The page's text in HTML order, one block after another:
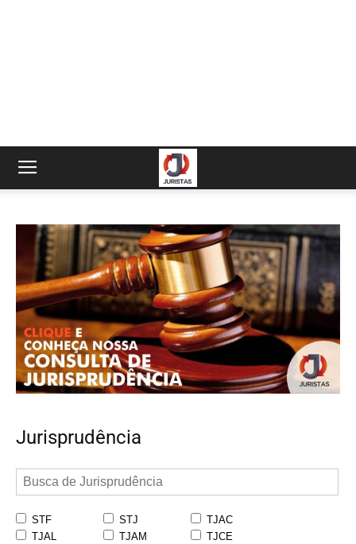
Jurisprudência
STF STJ
TJAC
TJAL
TJAM
TJCE